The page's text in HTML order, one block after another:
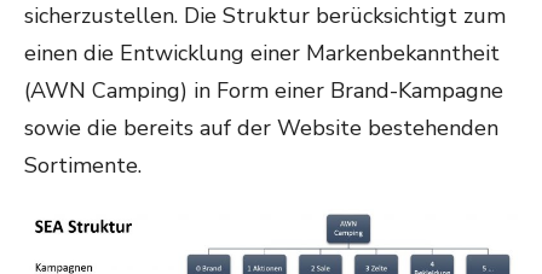
sicherzustellen. Die Struktur berücksichtigt zum
einen die Entwicklung einer Markenbekanntheit
(AWN Camping) in Form einer Brand-Kampagne
sowie die bereits auf der Website bestehenden
Sortimente.